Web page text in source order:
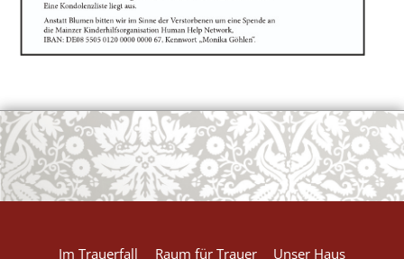
powered by WPCookiePro
Im Trauerfall Raum für Trauer Unser Haus